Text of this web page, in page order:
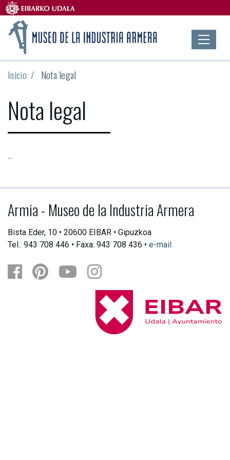
Inicio Nota legal
Nota legal
...
Armia - Museo de la Industria Armera
Bista Eder, 10 • 20600 EIBAR • Gipuzkoa
Tel.: 943 708 446 • Faxa: 943 708 436 • e-mail